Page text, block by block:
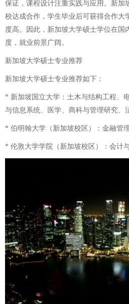
保证，课程设计注重实践与应用。新加
校达成合作，学生毕业后可获得合作大
度高。因此，新加坡大学硕士学位在国
度，就业前景广阔。
新加坡大学硕士专业推荐
新加坡大学硕士专业推荐如下：
* 新加坡国立大学：土木与结构工程、
与信息系统、医学、商科与管理研究、
* 伯明翰大学（新加坡校区）：金融管
* 伦敦大学学院（新加坡校区）：会计